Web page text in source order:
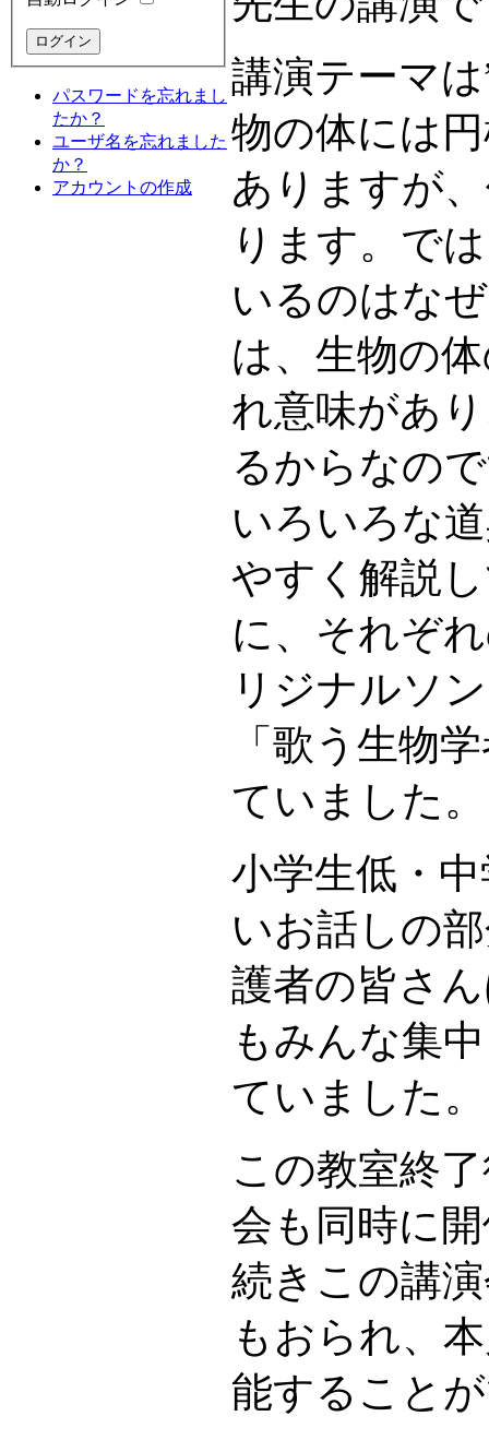
パスワードを忘れまし
たか？
ユーザ名を忘れました
か？
アカウントの作成
講演テーマ
物の体には
ありますが
ります。で
いるのはな
は、生物の
れ意味があ
るからなの
いろいろな
やすく解説
に、それぞ
リジナルソ
「歌う生物
ていました。
小学生低・
いお話しの
護者の皆さ
もみんな集
ていました。
この教室終
会も同時に
続きこの講
もおられ、
能すること